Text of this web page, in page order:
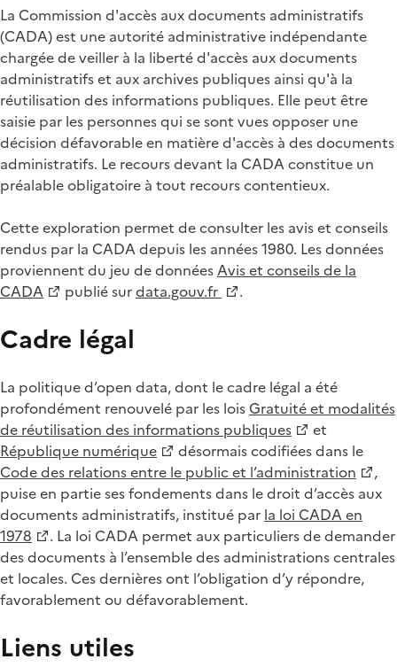
La Commission d'accès aux documents administratifs
(CADA) est une autorité administrative indépendante
chargée de veiller à la liberté d'accès aux documents
administratifs et aux archives publiques ainsi qu'à la
réutilisation des informations publiques. Elle peut être
saisie par les personnes qui se sont vues opposer une
décision défavorable en matière d'accès à des documents
administratifs. Le recours devant la CADA constitue un
préalable obligatoire à tout recours contentieux.
Cette exploration permet de consulter les avis et conseils
rendus par la CADA depuis les années 1980. Les données
proviennent du jeu de donnéesAvis et conseils de la
CADA
publié surdata.gouv.fr .
Cadre légal
La politique d’open data, dont le cadre légal a été
profondément renouvelé par les loisGratuité et modalités
de réutilisation des informations publiques
et
République numérique
désormais codifiées dans le
Code des relations entre le public et l’administration
,
puise en partie ses fondements dans le droit d’accès aux
documents administratifs, institué par la loi CADA en
1978
. La loi CADA permet aux particuliers de demander
des documents à l’ensemble des administrations centrales
et locales. Ces dernières ont l’obligation d’y répondre,
favorablement ou défavorablement.
Liens utiles